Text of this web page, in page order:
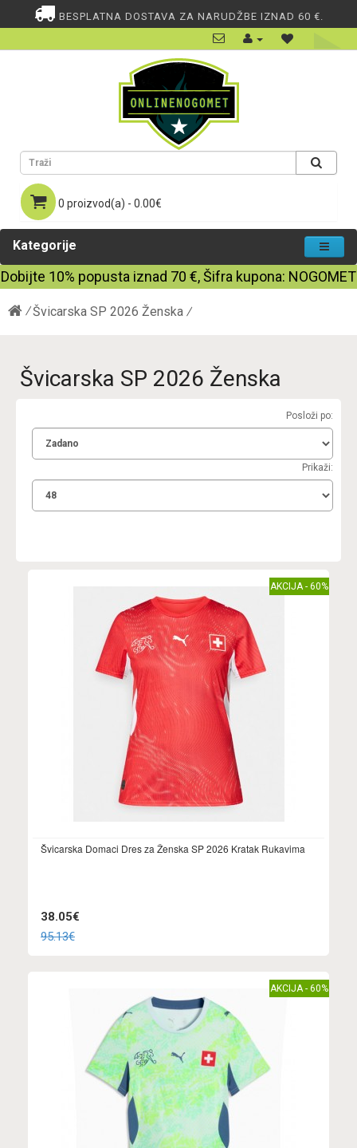
BESPLATNA DOSTAVA ZA NARUDŽBE IZNAD 60 €.
0 proizvod(a) - 0.00€
Kategorije
Dobijte 10% popusta iznad 70 €, Šifra kupona: NOGOMET
Švicarska SP 2026 Ženska
Švicarska SP 2026 Ženska
Posloži po:
Prikaži:
AKCIJA - 60%
Švicarska Domaci Dres za Ženska SP 2026 Kratak Rukavima
38.05€
95.13€
AKCIJA - 60%